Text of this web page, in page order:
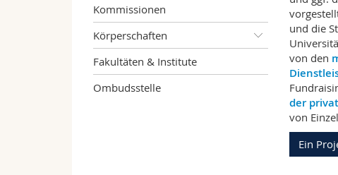
Kommissionen
Körperschaften
Fakultäten & Institute
Ombudsstelle
und die
von den
der
von
Ein